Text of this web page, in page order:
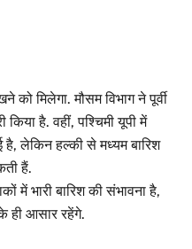
मिलेगा. मौसम विभाग ने पूर्वी
किया है. वहीं, पश्चिमी यूपी में
है, लेकिन हल्की से मध्यम बारिश
हैं.
में भारी बारिश की संभावना है,
ही आसार रहेंगे.